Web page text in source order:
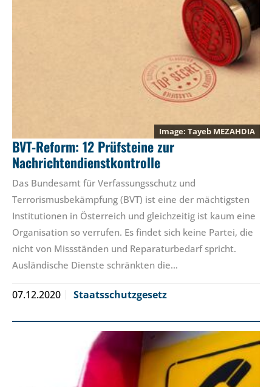
Tayeb MEZAHDIA
BVT-Reform: 12 Prüfsteine zur
Nachrichtendienstkontrolle
Das Bundesamt für Verfassungsschutz und
Terrorismusbekämpfung (BVT) ist eine der mächtigsten
Institutionen in Österreich und gleichzeitig ist kaum eine
Organisation so verrufen. Es findet sich keine Partei, die
nicht von Missständen und Reparaturbedarf spricht.
Ausländische Dienste schränkten die…
07.12.2020 Staatsschutzgesetz